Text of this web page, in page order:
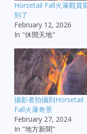
Horsetail Fall火瀑觀賞
到了
February 12, 2026
In "休閒天地"
攝影者拍攝到Horsetail
Fall火瀑奇景
February 27, 2024
In "地方新聞"